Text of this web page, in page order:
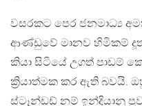
වසරකට පෙර ජනමාධ්‍ය
ආණ්ඩුවේ මානව හිමිකම්
කියා සිටියේ උගත් පාඩම්
ක්‍රියාත්මක කර ඇති බවයි.
ස්ටෑන්ඩඩ් නම් ඉන්දියානු